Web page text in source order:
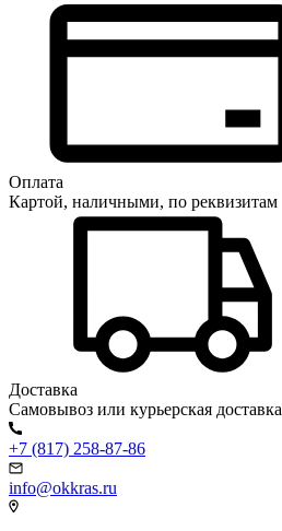
Оплата
Картой, наличными, по реквизитам
Доставка
Самовывоз или курьерская доставка
+7 (817) 258-87-86
info@okkras.ru